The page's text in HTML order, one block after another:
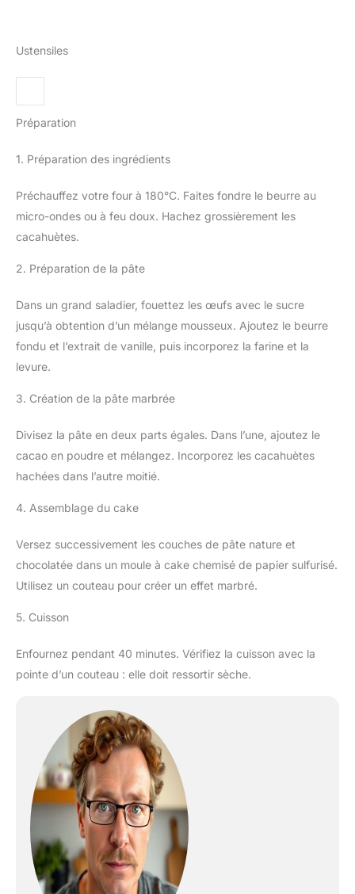
Ustensiles
Préparation
1. Préparation des ingrédients
Préchauffez votre four à 180°C. Faites fondre le beurre au
micro-ondes ou à feu doux. Hachez grossièrement les
cacahuètes.
2. Préparation de la pâte
Dans un grand saladier, fouettez les œufs avec le sucre
jusqu’à obtention d’un mélange mousseux. Ajoutez le beurre
fondu et l’extrait de vanille, puis incorporez la farine et la
levure.
3. Création de la pâte marbrée
Divisez la pâte en deux parts égales. Dans l’une, ajoutez le
cacao en poudre et mélangez. Incorporez les cacahuètes
hachées dans l’autre moitié.
4. Assemblage du cake
Versez successivement les couches de pâte nature et
chocolatée dans un moule à cake chemisé de papier sulfurisé.
Utilisez un couteau pour créer un effet marbré.
5. Cuisson
Enfournez pendant 40 minutes. Vérifiez la cuisson avec la
pointe d’un couteau : elle doit ressortir sèche.